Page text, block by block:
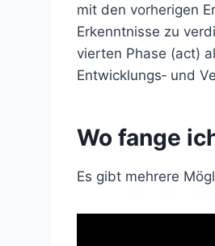
mit den vorherigen
Erkenntnisse zu
vierten Phase (act)
Entwicklungs‐ und
Wo fange
Es gibt mehrere